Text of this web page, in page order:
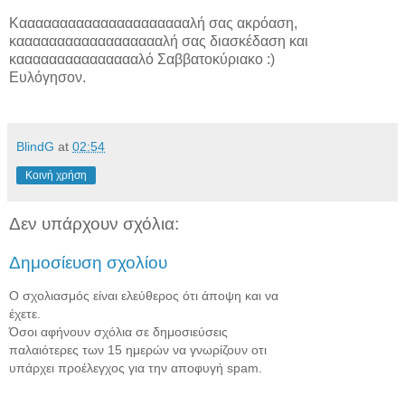
Καααααααααααααααααααααλή σας ακρόαση,
κααααααααααααααααααλή σας διασκέδαση και
καααααααααααααααλό Σαββατοκύριακο :)
Ευλόγησον.
BlindG at 02:54
Κοινή χρήση
Δεν υπάρχουν σχόλια:
Δημοσίευση σχολίου
Ο σχολιασμός είναι ελεύθερος ότι άποψη και να
έχετε.
Όσοι αφήνουν σχόλια σε δημοσιεύσεις
παλαιότερες των 15 ημερών να γνωρίζουν οτι
υπάρχει προέλεγχος για την αποφυγή spam.